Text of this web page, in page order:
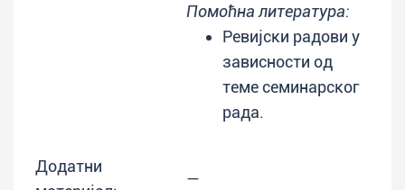
Помоћна литература:
Ревијски радови у
зависности од
теме семинарског
рада.
Додатни
—